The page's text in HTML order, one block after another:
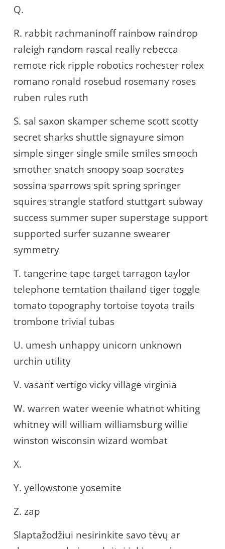
Q.
R. rabbit rachmaninoff rainbow raindrop
raleigh random rascal really rebecca
remote rick ripple robotics rochester rolex
romano ronald rosebud rosemany roses
ruben rules ruth
S. sal saxon skamper scheme scott scotty
secret sharks shuttle signayure simon
simple singer single smile smiles smooch
smother snatch snoopy soap socrates
sossina sparrows spit spring springer
squires strangle statford stuttgart subway
success summer super superstage support
supported surfer suzanne swearer
symmetry
T. tangerine tape target tarragon taylor
telephone temtation thailand tiger toggle
tomato topography tortoise toyota trails
trombone trivial tubas
U. umesh unhappy unicorn unknown
urchin utility
V. vasant vertigo vicky village virginia
W. warren water weenie whatnot whiting
whitney will william williamsburg willie
winston wisconsin wizard wombat
X.
Y. yellowstone yosemite
Z. zap
Slaptažodžiui nesirinkite savo tėvų ar